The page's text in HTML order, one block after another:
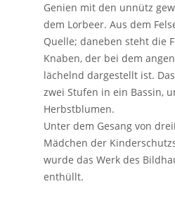
Genien mit den unnütz
dem Lorbeer. Aus dem
Quelle; daneben steht die
Knaben, der bei dem
lächelnd dargestellt ist.
zwei Stufen in ein Bassin,
Herbstblumen.
Unter dem Gesang von
Mädchen der
wurde das Werk des
enthüllt.